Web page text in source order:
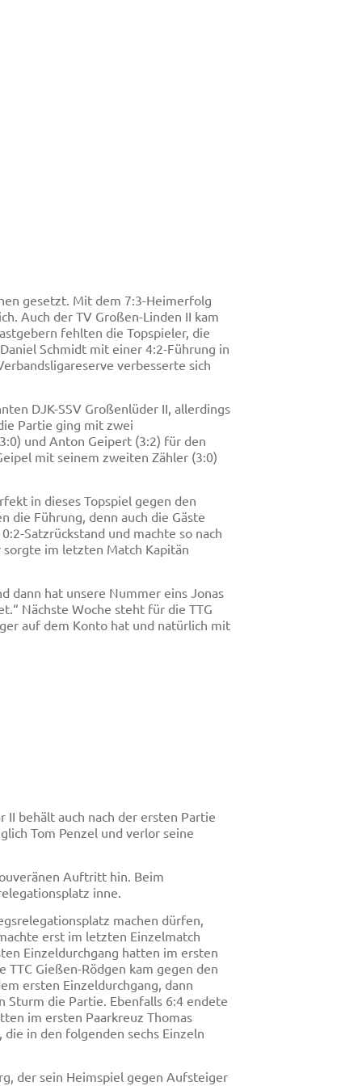
gesetzt. Mit dem 7:3-Heimerfolg
Auch der TV Großen-Linden II kam
fehlten die Topspieler, die
Schmidt mit einer 4:2-Führung in
verbesserte sich
DJK-SSV Großenlüder II, allerdings
Partie ging mit zwei
und Anton Geipert (3:2) für den
mit seinem zweiten Zähler (3:0)
in dieses Topspiel gegen den
die Führung, denn auch die Gäste
Satzrückstand und machte so nach
im letzten Match Kapitän
dann hat unsere Nummer eins Jonas
Nächste Woche steht für die TTG
auf dem Konto hat und natürlich mit
behält auch nach der ersten Partie
Tom Penzel und verlor seine
Auftritt hin. Beim
inne.
machen dürfen,
erst im letzten Einzelmatch
Einzeldurchgang hatten im ersten
Gießen-Rödgen kam gegen den
ersten Einzeldurchgang, dann
Sturm die Partie. Ebenfalls 6:4 endete
im ersten Paarkreuz Thomas
in den folgenden sechs Einzeln
der sein Heimspiel gegen Aufsteiger